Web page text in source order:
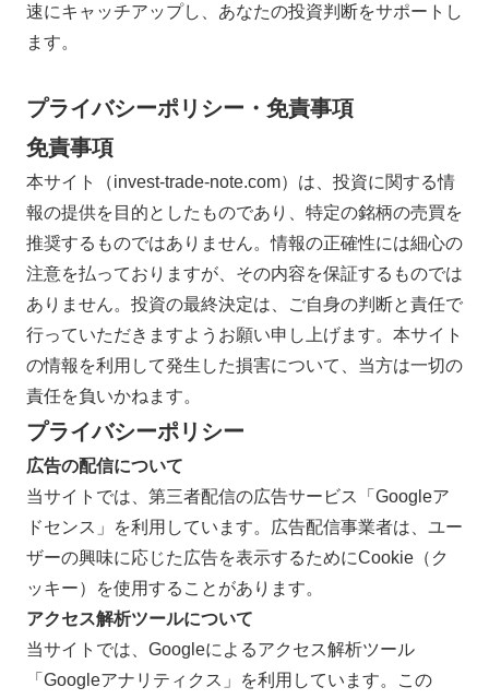
速にキャッチアップし、あなたの投資判断をサポートし
ます。
プライバシーポリシー・免責事項
免責事項
本サイト（invest-trade-note.com）は、投資に関する情
報の提供を目的としたものであり、特定の銘柄の売買を
推奨するものではありません。情報の正確性には細心の
注意を払っておりますが、その内容を保証するものでは
ありません。投資の最終決定は、ご自身の判断と責任で
行っていただきますようお願い申し上げます。本サイト
の情報を利用して発生した損害について、当方は一切の
責任を負いかねます。
プライバシーポリシー
広告の配信について
当サイトでは、第三者配信の広告サービス「Googleア
ドセンス」を利用しています。広告配信事業者は、ユー
ザーの興味に応じた広告を表示するためにCookie（ク
ッキー）を使用することがあります。
アクセス解析ツールについて
当サイトでは、Googleによるアクセス解析ツール
「Googleアナリティクス」を利用しています。この